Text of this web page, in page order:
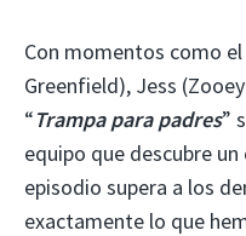
Con momentos como
Greenfield), Jess
“Trampa para padres”
equipo que descubre
episodio supera a los
exactamente lo que